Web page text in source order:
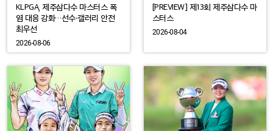
KLPGA, 제주삼다수 마스터스 폭
염 대응 강화…선수·갤러리 안전
최우선
2026-08-06
[PREVIEW] 제13회 제주삼다수 마
스터스
2026-08-04